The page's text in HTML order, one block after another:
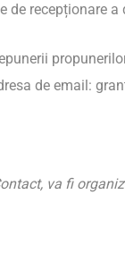
de recepționare a
de email:
va fi